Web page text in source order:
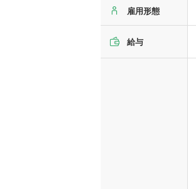
雇用形態
給与